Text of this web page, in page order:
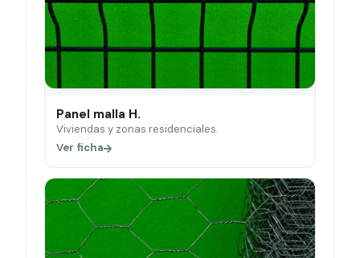
Panel malla H.
Viviendas y zonas residenciales.
Ver ficha